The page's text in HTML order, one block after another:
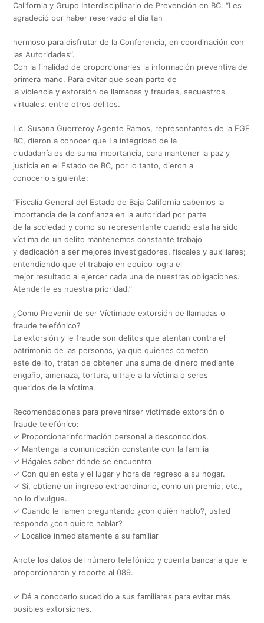
California y Grupo Interdisciplinario de Prevención en BC. “Les
agradeció por haber reservado el día tan
hermoso para disfrutar de la Conferencia, en coordinación con
las Autoridades”.
Con la finalidad de proporcionarles la información preventiva de
primera mano. Para evitar que sean parte de
la violencia y extorsión de llamadas y fraudes, secuestros
virtuales, entre otros delitos.
Lic. Susana Guerreroy Agente Ramos, representantes de la FGE
BC, dieron a conocer que La integridad de la
ciudadanía es de suma importancia, para mantener la paz y
justicia en el Estado de BC, por lo tanto, dieron a
conocerlo siguiente:
“Fiscalía General del Estado de Baja California sabemos la
importancia de la confianza en la autoridad por parte
de la sociedad y como su representante cuando esta ha sido
víctima de un delito mantenemos constante trabajo
y dedicación a ser mejores investigadores, fiscales y auxiliares;
entendiendo que el trabajo en equipo logra el
mejor resultado al ejercer cada una de nuestras obligaciones.
Atenderte es nuestra prioridad.”
¿Como Prevenir de ser Víctimade extorsión de llamadas o
fraude telefónico?
La extorsión y le fraude son delitos que atentan contra el
patrimonio de las personas, ya que quienes cometen
este delito, tratan de obtener una suma de dinero mediante
engaño, amenaza, tortura, ultraje a la víctima o seres
queridos de la víctima.
Recomendaciones para prevenirser víctimade extorsión o
fraude telefónico:
✓ Proporcionarinformación personal a desconocidos.
✓ Mantenga la comunicación constante con la familia
✓ Hágales saber dónde se encuentra
✓ Con quien esta y el lugar y hora de regreso a su hogar.
✓ Si, obtiene un ingreso extraordinario, como un premio, etc.,
no lo divulgue.
✓ Cuando le llamen preguntando ¿con quién hablo?, usted
responda ¿con quiere hablar?
✓ Localice inmediatamente a su familiar
Anote los datos del número telefónico y cuenta bancaria que le
proporcionaron y reporte al 089.
✓ Dé a conocerlo sucedido a sus familiares para evitar más
posibles extorsiones.